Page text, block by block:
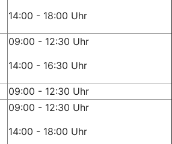
14:00 - 18:00 Uhr
09:00 - 12:30 Uhr
14:00 - 16:30 Uhr
09:00 - 12:30 Uhr
09:00 - 12:30 Uhr
14:00 - 18:00 Uhr